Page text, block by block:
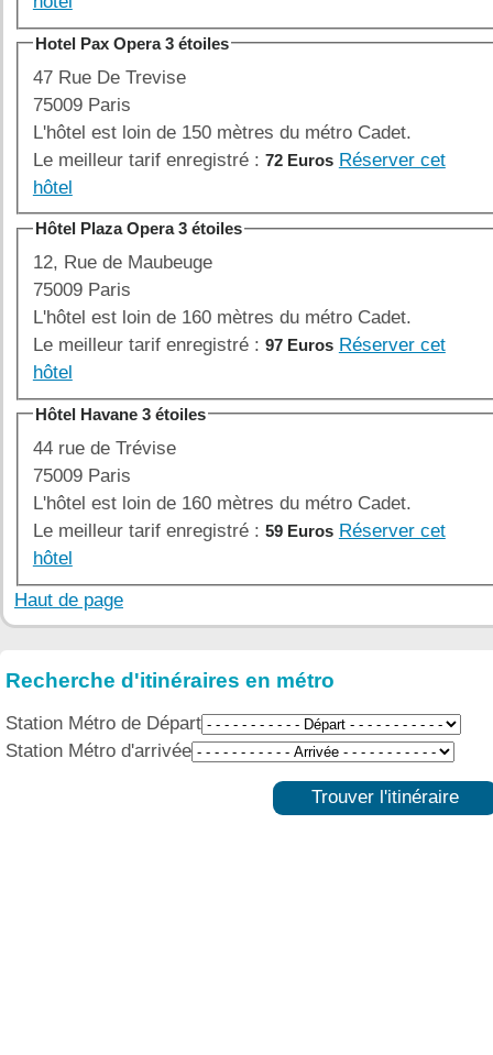
Hotel Pax Opera 3 étoiles
47 Rue De Trevise
75009 Paris
L'hôtel est loin de 150 mètres du métro Cadet.
Le meilleur tarif enregistré : 72 Euros Réserver cet
hôtel
Hôtel Plaza Opera 3 étoiles
12, Rue de Maubeuge
75009 Paris
L'hôtel est loin de 160 mètres du métro Cadet.
Le meilleur tarif enregistré : 97 Euros Réserver cet
hôtel
Hôtel Havane 3 étoiles
44 rue de Trévise
75009 Paris
L'hôtel est loin de 160 mètres du métro Cadet.
Le meilleur tarif enregistré : 59 Euros Réserver cet
hôtel
Haut de page
Recherche d'itinéraires en métro
Station Métro de Départ
Station Métro d'arrivée